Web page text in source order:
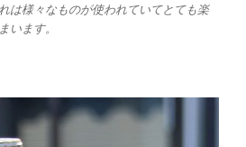
は様々なものが使われていてとても楽
います。